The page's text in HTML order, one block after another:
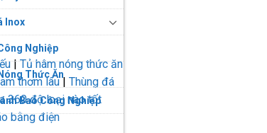
Inox
Nghiệp
Thức Ăn
Bao Công Nghiệp
|Tủ hâm nóng thức ăn
thơm lâu| Thùng đá
360 độ loại nào tốt
bằng điện